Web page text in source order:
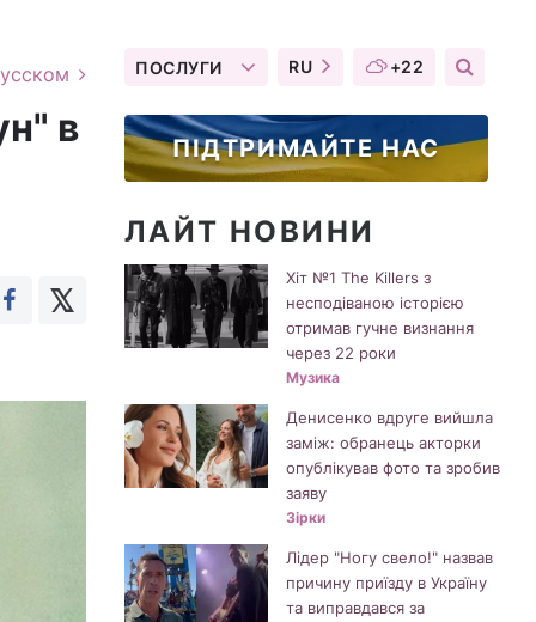
в
ПОСЛУГИ RU +22
ПІДТРИМАЙТЕ НАС
ЛАЙТ НОВИНИ
Хіт №1 The Killers з
несподіваною історією
отримав гучне визнання
через 22 роки
Музика
Денисенко вдруге вийшла
заміж: обранець акторки
опублікував фото та зробив
заяву
Зірки
Лідер "Ногу свело!" назвав
причину приїзду в Україну
та виправдався за